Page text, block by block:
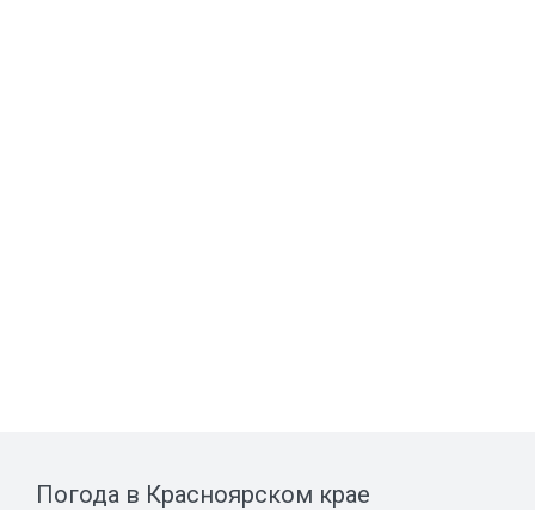
Погода в Красноярском крае